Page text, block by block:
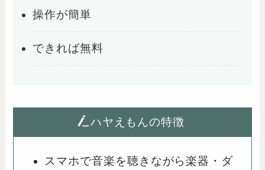
操作が簡単
できれば無料
ハヤえもんの特徴
スマホで音楽を聴きながら楽器・ダ